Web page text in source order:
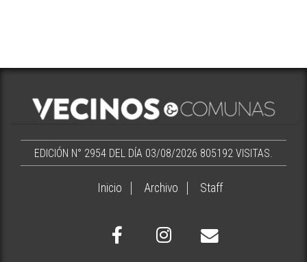
EDICIÓN N° 2954 DEL DÍA 03/08/2026 805192 VISITAS.
Inicio Archivo Staff